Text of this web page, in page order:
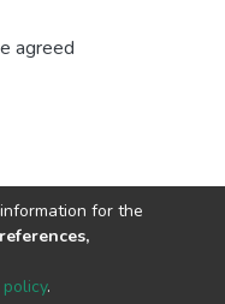
agreed
for the
.